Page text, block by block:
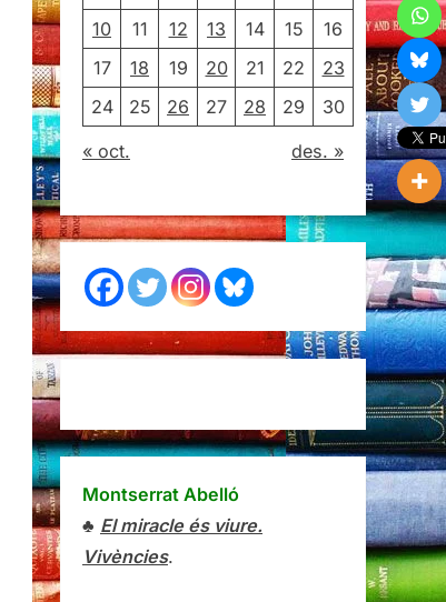
10
11 12 13 14 15
16
17
18 19 20 21 22
23
24
25 26 27 28 29 30
« oct. des. »
Montserrat Abelló
♣ El miracle és viure.
Vivències.